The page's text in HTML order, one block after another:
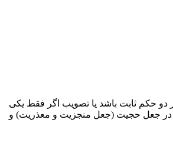
حکم ثابت باشد یا تصویب اگر فقط یکی
در جعل حجیت (جعل منجزیت و معذریت) و